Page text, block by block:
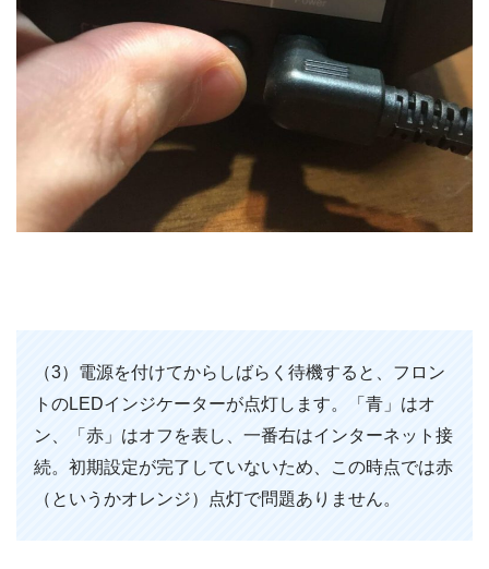
（3）電源を付けてからしばらく待機すると、フロン
トのLEDインジケーターが点灯します。「青」はオ
ン、「赤」はオフを表し、一番右はインターネット接
続。初期設定が完了していないため、この時点では赤
（というかオレンジ）点灯で問題ありません。